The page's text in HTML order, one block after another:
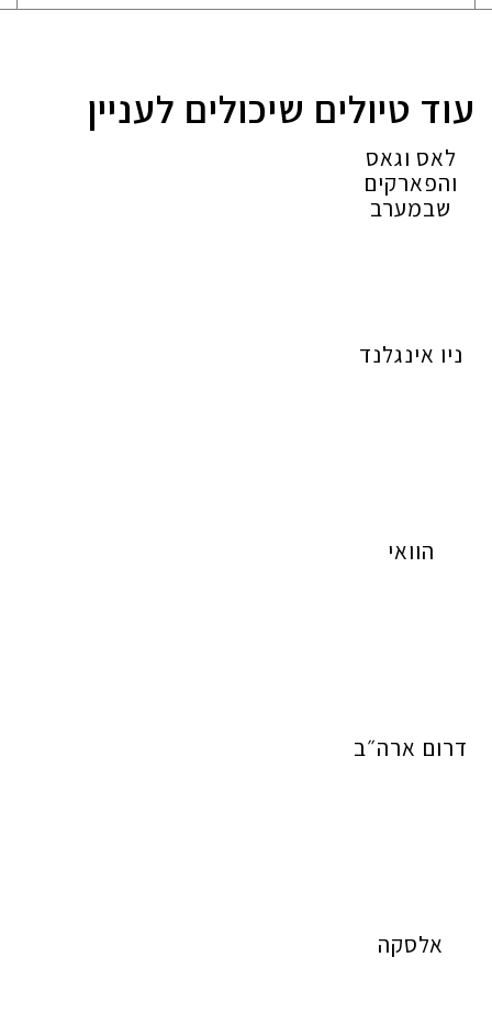
עוד טיולים שיכולים לעניין
לאס וגאס
והפארקים
שבמערב
ניו אינגלנד
הוואי
דרום ארה״ב
אלסקה